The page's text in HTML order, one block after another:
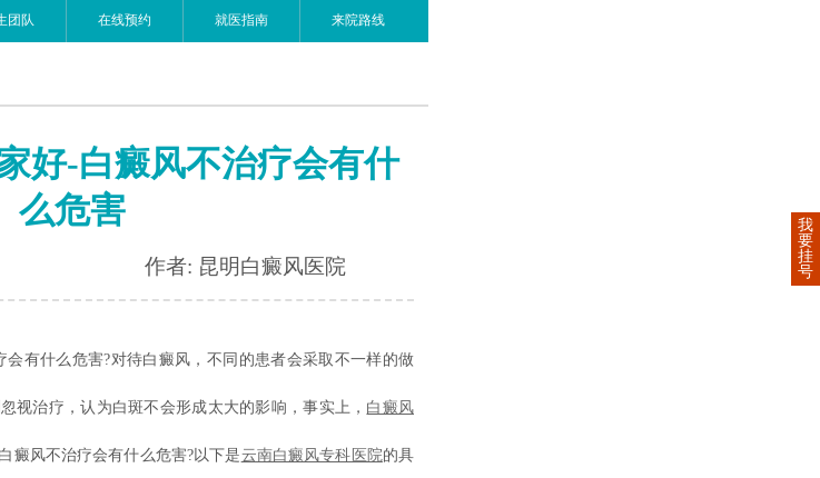
团队 在线预约 就医指南 来院路线
好-白癜风不治疗会有什
么危害
作者: 昆明白癜风医院
会有什么危害?对待白癜风，不同的患者会采取不一样的做
视治疗，认为白斑不会形成太大的影响，事实上， 白癜风
癜风不治疗会有什么危害?以下是云南白癜风专科医院的具
我
要
挂
号